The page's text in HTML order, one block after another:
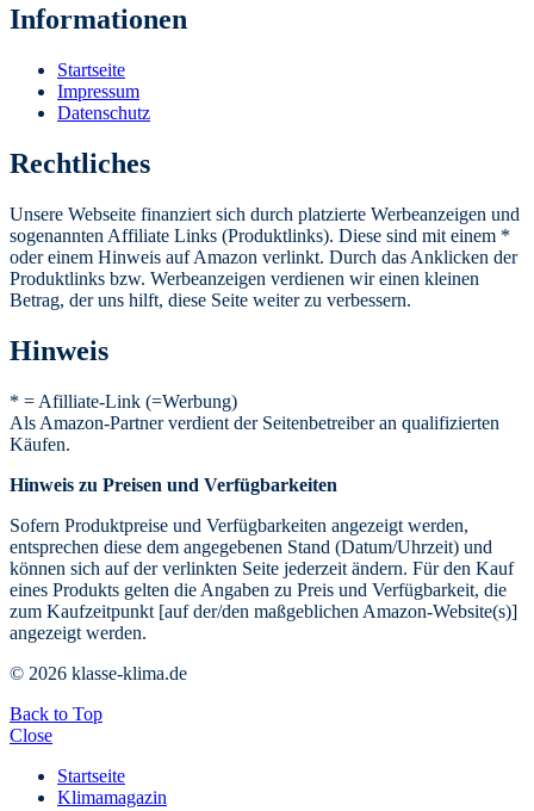
Informationen
Startseite
Impressum
Datenschutz
Rechtliches
Unsere Webseite finanziert sich durch platzierte Werbeanzeigen und
sogenannten Affiliate Links (Produktlinks). Diese sind mit einem *
oder einem Hinweis auf Amazon verlinkt. Durch das Anklicken der
Produktlinks bzw. Werbeanzeigen verdienen wir einen kleinen
Betrag, der uns hilft, diese Seite weiter zu verbessern.
Hinweis
* = Afilliate-Link (=Werbung)
Als Amazon-Partner verdient der Seitenbetreiber an qualifizierten
Käufen.
Hinweis zu Preisen und Verfügbarkeiten
Sofern Produktpreise und Verfügbarkeiten angezeigt werden,
entsprechen diese dem angegebenen Stand (Datum/Uhrzeit) und
können sich auf der verlinkten Seite jederzeit ändern. Für den Kauf
eines Produkts gelten die Angaben zu Preis und Verfügbarkeit, die
zum Kaufzeitpunkt [auf der/den maßgeblichen Amazon-Website(s)]
angezeigt werden.
© 2026 klasse-klima.de
Back to Top
Close
Startseite
Klimamagazin